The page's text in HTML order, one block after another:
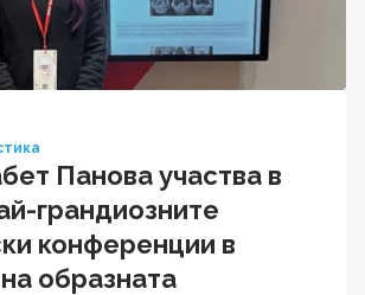
Панова участва в
грандиозните
конференции в
образната